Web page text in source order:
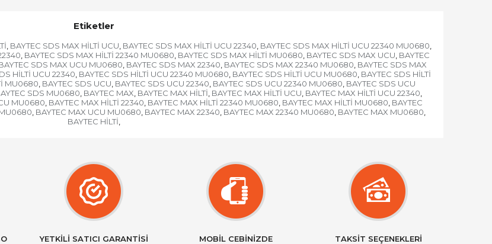
Etiketler
, BAYTEC SDS MAX HİLTİ UCU, BAYTEC SDS MAX HİLTİ UCU 22340, BAYTEC SDS MAX HİLTİ UCU 22340 MU0680,
, BAYTEC SDS MAX HİLTİ 22340 MU0680, BAYTEC SDS MAX HİLTİ MU0680, BAYTEC SDS MAX UCU, BAYTEC
SDS MAX UCU MU0680, BAYTEC SDS MAX 22340, BAYTEC SDS MAX 22340 MU0680, BAYTEC SDS MAX
HİLTİ UCU 22340, BAYTEC SDS HİLTİ UCU 22340 MU0680, BAYTEC SDS HİLTİ UCU MU0680, BAYTEC SDS HİLTİ
MU0680, BAYTEC SDS UCU, BAYTEC SDS UCU 22340, BAYTEC SDS UCU 22340 MU0680, BAYTEC SDS UCU
SDS MU0680, BAYTEC MAX, BAYTEC MAX HİLTİ, BAYTEC MAX HİLTİ UCU, BAYTEC MAX HİLTİ UCU 22340,
MU0680, BAYTEC MAX HİLTİ 22340, BAYTEC MAX HİLTİ 22340 MU0680, BAYTEC MAX HİLTİ MU0680, BAYTEC
, BAYTEC MAX UCU MU0680, BAYTEC MAX 22340, BAYTEC MAX 22340 MU0680, BAYTEC MAX MU0680,
BAYTEC HİLTİ,
YETKİLİ SATICI GARANTİSİ MOBİL CEBİNİZDE TAKSİT SEÇENEKLERİ